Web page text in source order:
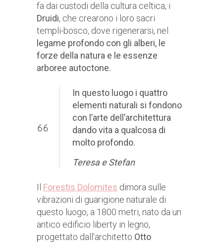
fa dai custodi della cultura celtica, i
Druidi, che crearono i loro sacri
templi-bosco, dove rigenerarsi, nel
legame profondo con gli alberi, le
forze della natura e le essenze
arboree autoctone.
In questo luogo i quattro
elementi naturali si fondono
con l’arte dell’architettura
dando vita a qualcosa di
molto profondo.
Teresa e Stefan
Il Forestis Dolomites dimora sulle
vibrazioni di guarigione naturale di
questo luogo, a 1800 metri, nato da un
antico edificio liberty in legno,
progettato dall’architetto Otto